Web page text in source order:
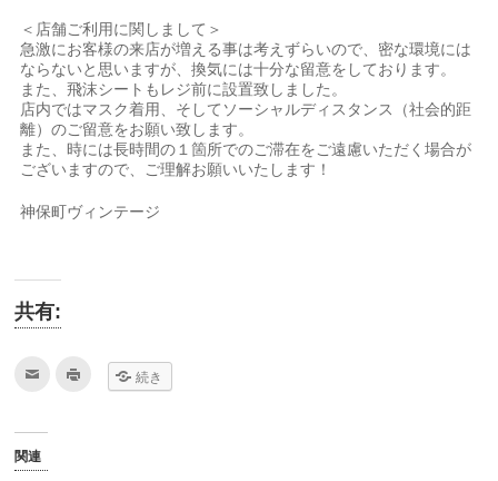
＜店舗ご利用に関しまして＞
急激にお客様の来店が増える事は考えずらいので、密な環境には
ならないと思いますが、換気には十分な留意をしております。
また、飛沫シートもレジ前に設置致しました。
店内ではマスク着用、そしてソーシャルディスタンス（社会的距
離）のご留意をお願い致します。
また、時には長時間の１箇所でのご滞在をご遠慮いただく場合が
ございますので、ご理解お願いいたします！
神保町ヴィンテージ
共有:
て
達
続き
関連